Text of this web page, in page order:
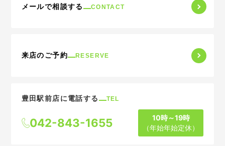
メールで相談する CONTACT
来店のご予約 RESERVE
豊田駅前店に電話する TEL
042-843-1655
10時～19時
（年始年始定休）